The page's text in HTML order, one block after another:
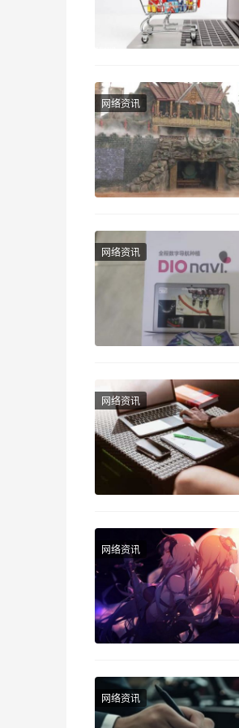
网络资讯
网络资讯
网络资讯
网络资讯
网络资讯